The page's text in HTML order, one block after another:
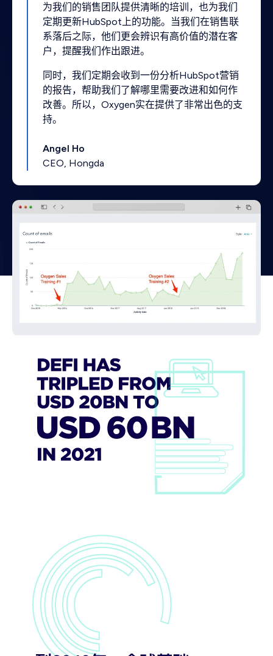
为我们的销售团队提供清晰的培训，也为我们
定期更新HubSpot上的功能。当我们在销售联
系落后之际，他们更会辨识有高价值的潜在客
户，提醒我们作出跟进。
同时，我们定期会收到一份分析HubSpot营销
的报告，帮助我们了解哪里需要改进和如何作
改善。所以，Oxygen实在提供了非常出色的支
持。
Angel Ho
CEO, Hongda